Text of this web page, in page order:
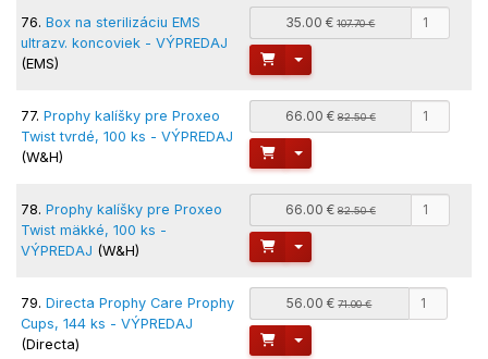
76. Box na sterilizáciu EMS
ultrazv. koncoviek - VÝPREDAJ
(EMS)
35.00 €107.70 €
Toggle Dropdown
77. Prophy kalíšky pre Proxeo
Twist tvrdé, 100 ks - VÝPREDAJ
(W&H)
66.00 €82.50 €
Toggle Dropdown
78. Prophy kalíšky pre Proxeo
Twist mäkké, 100 ks -
VÝPREDAJ (W&H)
66.00 €82.50 €
Toggle Dropdown
79. Directa Prophy Care Prophy
Cups, 144 ks - VÝPREDAJ
(Directa)
56.00 €71.00 €
Toggle Dropdown